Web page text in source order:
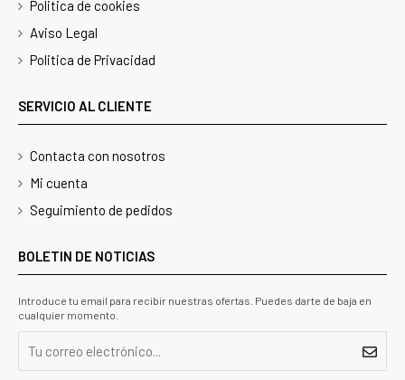
Politica de cookies
Aviso Legal
Politica de Privacidad
SERVICIO AL CLIENTE
Contacta con nosotros
Mi cuenta
Seguimiento de pedidos
BOLETIN DE NOTICIAS
Introduce tu email para recibir nuestras ofertas. Puedes darte de baja en
cualquier momento.